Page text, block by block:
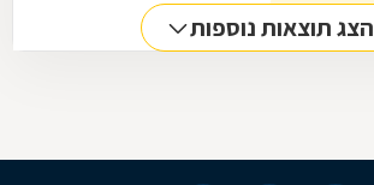
הצג תוצאות נוספות